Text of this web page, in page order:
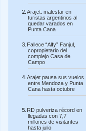
Arajet: malestar en
turistas argentinos al
quedar varados en
Punta Cana
Fallece “Alfy” Fanjul,
copropietario del
complejo Casa de
Campo
Arajet pausa sus vuelos
entre Mendoza y Punta
Cana hasta octubre
RD pulveriza récord en
llegadas con 7,7
millones de visitantes
hasta julio